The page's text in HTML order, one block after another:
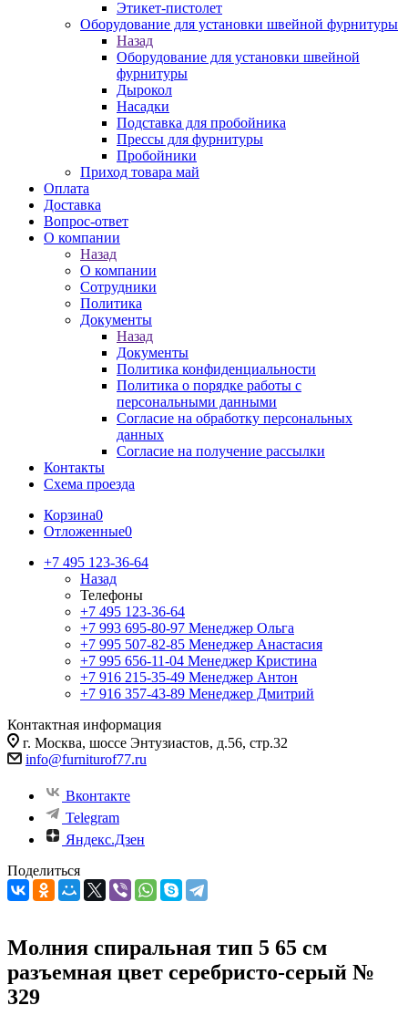
Этикет-пистолет
Оборудование для установки швейной фурнитуры
Назад
Оборудование для установки швейной
фурнитуры
Дырокол
Насадки
Подставка для пробойника
Прессы для фурнитуры
Пробойники
Приход товара май
Оплата
Доставка
Вопрос-ответ
О компании
Назад
О компании
Сотрудники
Политика
Документы
Назад
Документы
Политика конфиденциальности
Политика о порядке работы с
персональными данными
Согласие на обработку персональных
данных
Согласие на получение рассылки
Контакты
Схема проезда
Корзина0
Отложенные0
+7 495 123-36-64
Назад
Телефоны
+7 495 123-36-64
+7 993 695-80-97 Менеджер Ольга
+7 995 507-82-85 Менеджер Анастасия
+7 995 656-11-04 Менеджер Кристина
+7 916 215-35-49 Менеджер Антон
+7 916 357-43-89 Менеджер Дмитрий
Контактная информация
г. Москва, шоссе Энтузиастов, д.56, стр.32
info@furniturof77.ru
Вконтакте
Telegram
Яндекс.Дзен
Поделиться
Молния спиральная тип 5 65 см
разъемная цвет серебристо-серый №
329